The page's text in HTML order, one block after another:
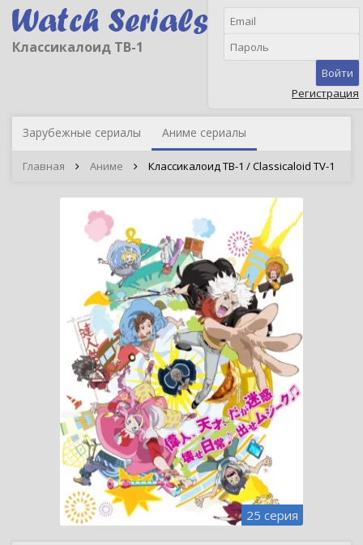
Классикалоид ТВ-1
Войти
Регистрация
Зарубежные сериалы Аниме сериалы
Главная Аниме Классикалоид ТВ-1 / Classicaloid TV-1
25 серия